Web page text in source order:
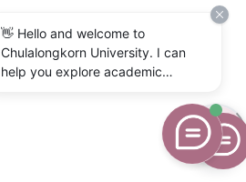
👋 Hello and welcome to
Chulalongkorn University. I can
help you explore academic